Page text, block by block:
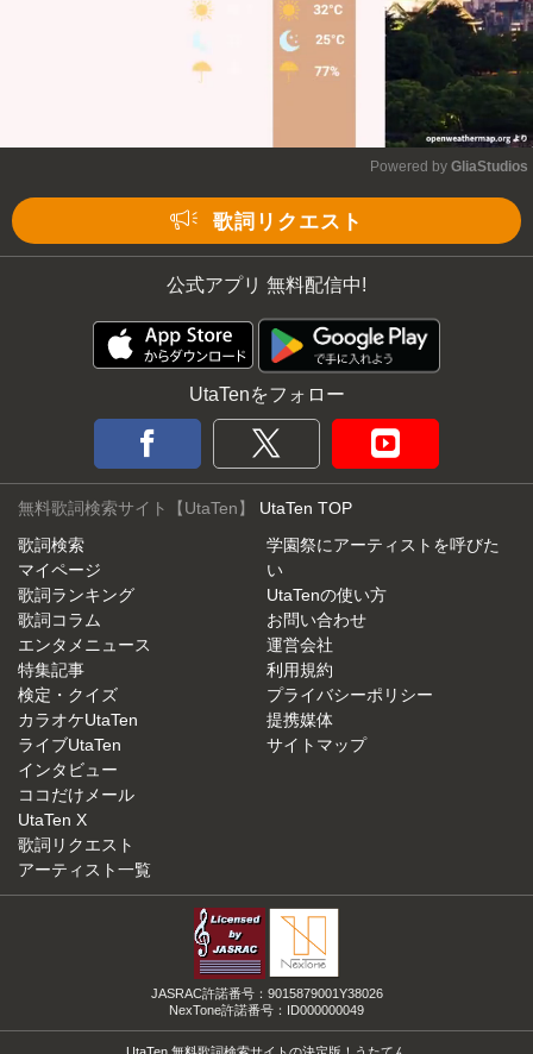
Powered by GliaStudios
歌詞リクエスト
公式アプリ 無料配信中!
UtaTenをフォロー
無料歌詞検索サイト【UtaTen】 UtaTen TOP
歌詞検索
マイページ
歌詞ランキング
歌詞コラム
エンタメニュース
特集記事
検定・クイズ
カラオケUtaTen
ライブUtaTen
インタビュー
ココだけメール
UtaTen X
歌詞リクエスト
アーティスト一覧
学園祭にアーティストを呼びた
い
UtaTenの使い方
お問い合わせ
運営会社
利用規約
プライバシーポリシー
提携媒体
サイトマップ
JASRAC許諾番号：9015879001Y38026
NexTone許諾番号：ID000000049